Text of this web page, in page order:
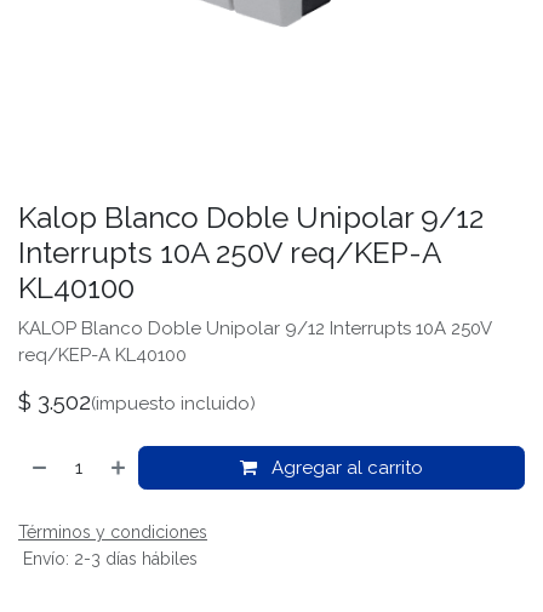
Kalop Blanco Doble Unipolar 9/12
Interrupts 10A 250V req/KEP-A
KL40100
KALOP Blanco Doble Unipolar 9/12 Interrupts 10A 250V
req/KEP-A KL40100
$ 3.502(impuesto incluido)
Agregar al carrito
Términos y condiciones
Envío: 2-3 días hábiles